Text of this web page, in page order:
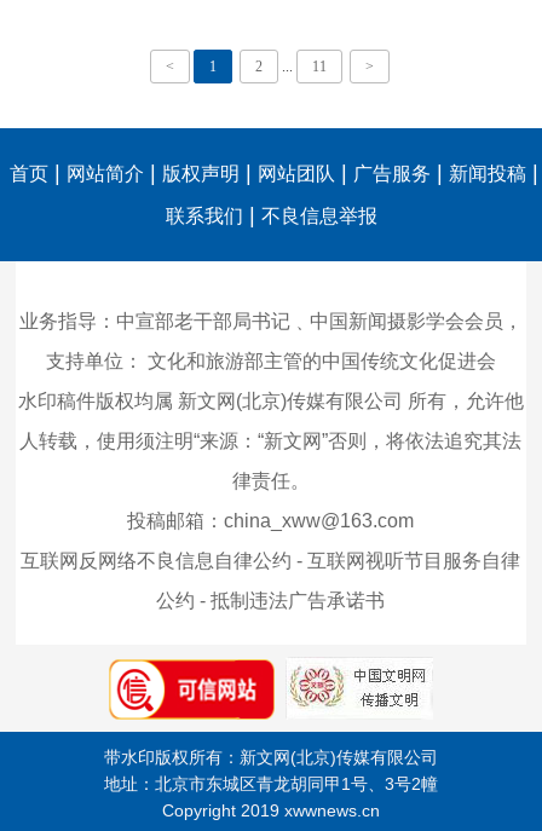
< 1 2 ... 11 >
首页 网站简介 版权声明 网站团队 广告服务 新闻投稿
联系我们 不良信息举报
业务指导：中宣部老干部局书记﹑中国新闻摄影学会会员，
支持单位： 文化和旅游部主管的中国传统文化促进会
水印稿件版权均属 新文网(北京)传媒有限公司 所有，允许他
人转载，使用须注明“来源：“新文网”否则，将依法追究其法
律责任。
投稿邮箱：china_xww@163.com
互联网反网络不良信息自律公约 -互联网视听节目服务自律
公约 -抵制违法广告承诺书
带水印版权所有：新文网(北京)传媒有限公司
地址：北京市东城区青龙胡同甲1号、3号2幢
Copyright 2019 xwwnews.cn